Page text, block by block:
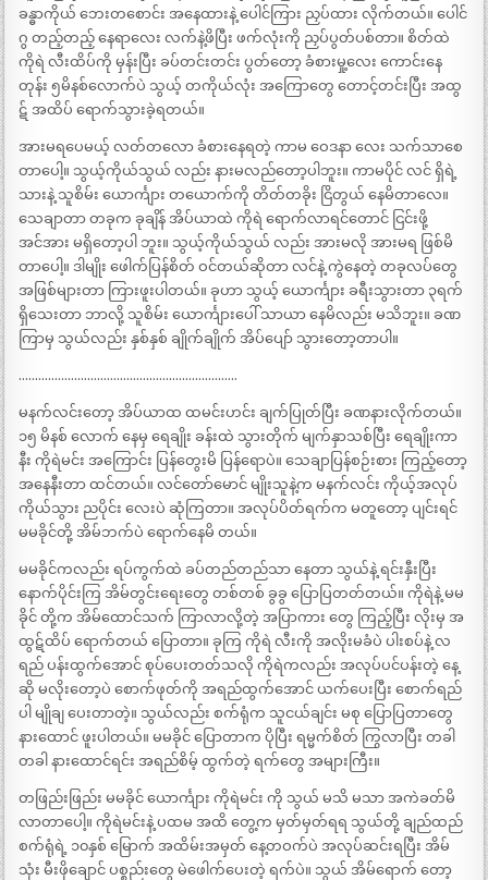
ခန္ဓာကိုယ် ဘေးတစောင်း အနေထားနဲ့ ပေါင်ကြား ညှပ်ထား လိုက်တယ်။ ပေါင်
ဂွ တည့်တည့် နေရာလေး လက်နဲ့ဖိပြီး ဖက်လုံးကို ညှပ်ပွတ်ပစ်တာ။ စိတ်ထဲ
ကိုရဲ လီးထိပ်ကို မှန်းပြီး ခပ်တင်းတင်း ပွတ်တော့ ခံစားမှု့လေး ကောင်းနေ
တုန်း ၅မိနစ်လောက်ပဲ သွယ့် တကိုယ်လုံး အကြောတွေ တောင့်တင်းပြီး အထွ
ဋ် အထိပ် ရောက်သွားခဲ့ရတယ်။
အားမရပေမယ့် လတ်တလော ခံစားနေရတဲ့ ကာမ ဝေဒနာ လေး သက်သာစေ
တာပေါ့။ သွယ့်ကိုယ်သွယ် လည်း နားမလည်တော့ပါဘူး။ ကာမပိုင် လင် ရှိရဲ့
သားနဲ့ သူစိမ်း ယောင်္ကျား တယောက်ကို တိတ်တခိုး ငြိတွယ် နေမိတာလေ။
သေချာတာ တခုက ခုချိန် အိပ်ယာထဲ ကိုရဲ ရောက်လာရင်တောင် ငြင်းဖို့
အင်အား မရှိတော့ပါ ဘူး။ သွယ့်ကိုယ်သွယ် လည်း အားမလို အားမရ ဖြစ်မိ
တာပေါ့။ ဒါမျိုး ဖေါက်ပြန်စိတ် ဝင်တယ်ဆိုတာ လင်နဲ့ ကွဲနေတဲ့ တခုလပ်တွေ
အဖြစ်များတာ ကြားဖူးပါတယ်။ ခုဟာ သွယ့် ယောင်္ကျား ခရီးသွားတာ ၃ရက်
ရှိသေးတာ ဘာလို့ သူစိမ်း ယောင်္ကျားပေါ် သာယာ နေမိလည်း မသိဘူး။ ခဏ
ကြာမှ သွယ်လည်း နှစ်နှစ် ချိုက်ချိုက် အိပ်ပျော် သွားတော့တာပါ။
………………………………………………………….
မနက်လင်းတော့ အိပ်ယာထ ထမင်းဟင်း ချက်ပြုတ်ပြီး ခဏနားလိုက်တယ်။
၁၅ မိနစ် လောက် နေမှ ရေချိုး ခန်းထဲ သွားတိုက် မျက်နှာသစ်ပြီး ရေချိုးကာ
နီး ကိုရဲမင်း အကြောင်း ပြန်တွေးမိ ပြန်ရောပဲ။ သေချာပြန်စဉ်းစား ကြည့်တော့
အနေနီးတာ ထင်တယ်။ လင်တော်မောင် မျိုးသူနဲ့က မနက်လင်း ကိုယ့်အလုပ်
ကိုယ်သွား ညပိုင်း လေးပဲ ဆုံကြတာ။ အလုပ်ပိတ်ရက်က မတူတော့ ပျင်းရင်
မမခိုင်တို့ အိမ်ဘက်ပဲ ရောက်နေမိ တယ်။
မမခိုင်ကလည်း ရပ်ကွက်ထဲ ခပ်တည်တည်သာ နေတာ သွယ်နဲ့ ရင်းနှီးပြီး
နောက်ပိုင်းကြ အိမ်တွင်းရေးတွေ တစ်တစ် ခွခွ ပြောပြတတ်တယ်။ ကိုရဲနဲ့ မမ
ခိုင် တို့က အိမ်ထောင်သက် ကြာလာလို့တဲ့ အပြာကား တွေ ကြည့်ပြီး လိုးမှ အ
ထွဋ်ထိပ် ရောက်တယ် ပြောတာ။ ခုကြ ကိုရဲ လီးကို အလိုးမခံပဲ ပါးစပ်နဲ့ လ
ရည် ပန်းထွက်အောင် စုပ်ပေးတတ်သလို ကိုရဲကလည်း အလုပ်ပင်ပန်းတဲ့ နေ့
ဆို မလိုးတော့ပဲ စောက်ဖုတ်ကို အရည်ထွက်အောင် ယက်ပေးပြီး စောက်ရည်
ပါ မျိုချ ပေးတာတဲ့။ သွယ်လည်း စက်ရုံက သူငယ်ချင်း မစု ပြောပြတာတွေ
နားထောင် ဖူးပါတယ်။ မမခိုင် ပြောတာက ပိုပြီး ရမ္မက်စိတ် ကြွလာပြီး တခါ
တခါ နားထောင်ရင်း အရည်စိမ့် ထွက်တဲ့ ရက်တွေ အများကြီး။
တဖြည်းဖြည်း မမခိုင် ယောင်္ကျား ကိုရဲမင်း ကို သွယ် မသိ မသာ အကဲခတ်မိ
လာတာပေါ့။ ကိုရဲမင်းနဲ့ ပထမ အထိ တွေ့က မှတ်မှတ်ရရ သွယ်တို့ ချည်ထည်
စက်ရုံရဲ့ ၁၀နှစ် မြောက် အထိမ်းအမှတ် နေ့တဝက်ပဲ အလုပ်ဆင်းရပြီး အိမ်
သုံး မီးဖိုချောင် ပစ္စည်းတွေ မဲဖေါက်ပေးတဲ့ ရက်ပဲ။ သွယ် အိမ်ရောက် တော့